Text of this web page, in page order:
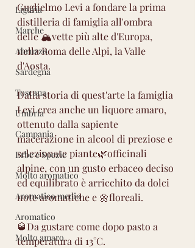
Liguria
Marche
Abruzzo
Sardegna
Toscana
Umbria
Campania
Erbe e Spezie
Molto aromatico
Aromatico medio
Aromatico
Molto amaro
Guglielmo Levi a fondare la prima
distilleria di famiglia all'ombra
delle 🏔️vette più alte d'Europa,
nella Roma delle Alpi, la Valle
d'Aosta.
Dalla storia di quest'arte la famiglia
Levi crea anche un liquore amaro,
ottenuto dalla sapiente
macerazione in alcool di preziose e
selezionate piante🌿officinali
alpine, con un gusto erbaceo deciso
ed equilibrato è arricchito da dolci
note aromatiche e 🌼floreali.
🥃Da gustare come dopo pasto a
temperatura di 13°C.